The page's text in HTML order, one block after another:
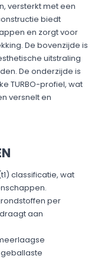
versterkt met een
biedt
en zorgt voor
De bovenzijde is
uitstraling
De onderzijde is
TURBO-profiel, wat
versnelt en
classificatie, wat
per
aan